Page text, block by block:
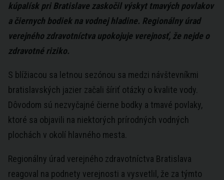
kúpalísk pri Bratislave zaskočil výskyt tmavých povlakov
a čiernych bodiek na vodnej hladine. Regionálny úrad
verejného zdravotníctva upokojuje verejnosť, že nejde o
zdravotné riziko.
S blížiacou sa letnou sezónou sa medzi návštevníkmi
bratislavských jazier začali šíriť otázky o kvalite vody.
Dôvodom sú nezvyčajné čierne bodky a tmavé povlaky,
ktoré sa objavili na niektorých prírodných vodných
plochách v okolí hlavného mesta.
Regionálny úrad verejného zdravotníctva Bratislava
reagoval na podnety verejnosti a vysvetlil, že za týmto